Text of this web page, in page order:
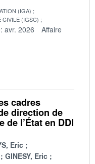
(IGA)
CIVILE (IGSC)
avr. 2026
Affaire
cadres
direction de
l’État en DDI
Eric
GINESY, Eric